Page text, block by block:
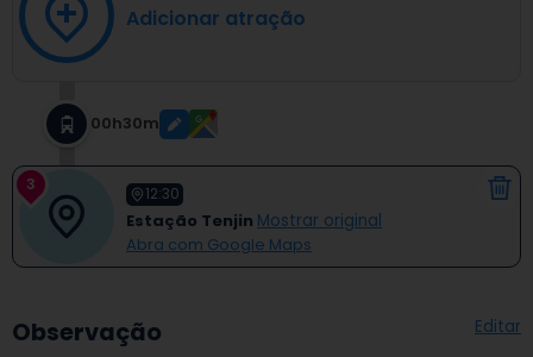
Adicionar atração
00h30m
3 12:30
Estação Tenjin Mostrar original
Abra com Google Maps
Observação Editar